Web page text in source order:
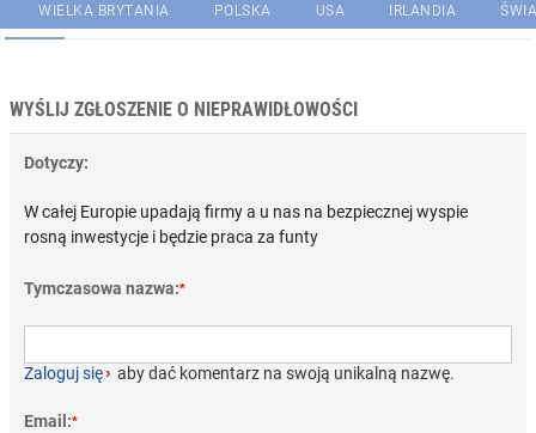
WIELKA BRYTANIA POLSKA USA IRLANDIA
WYŚLIJ ZGŁOSZENIE O NIEPRAWIDŁOWOŚCI
Dotyczy:
W całej Europie upadają firmy a u nas na bezpiecznej wyspie
rosną inwestycje i będzie praca za funty
Tymczasowa nazwa:*
Zaloguj się› aby dać komentarz na swoją unikalną nazwę.
Email:*